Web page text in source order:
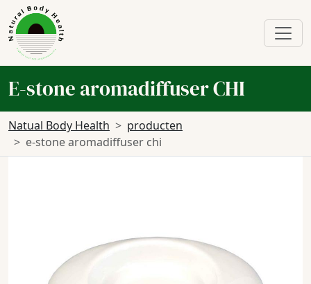
E-stone aromadiffuser CHI
Natual Body Health
producten
e-stone aromadiffuser chi